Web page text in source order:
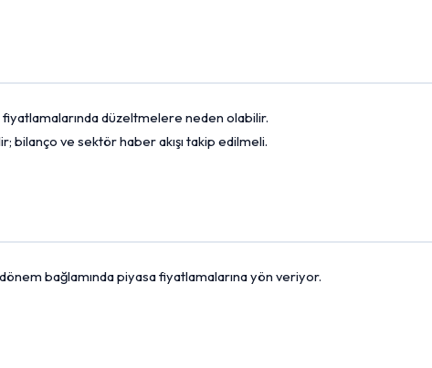
fiyatlamalarında düzeltmelere neden olabilir.
bilanço ve sektör haber akışı takip edilmeli.
bağlamında piyasa fiyatlamalarına yön veriyor.